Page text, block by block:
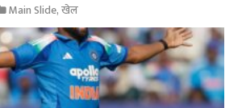
Main Slide,खेल